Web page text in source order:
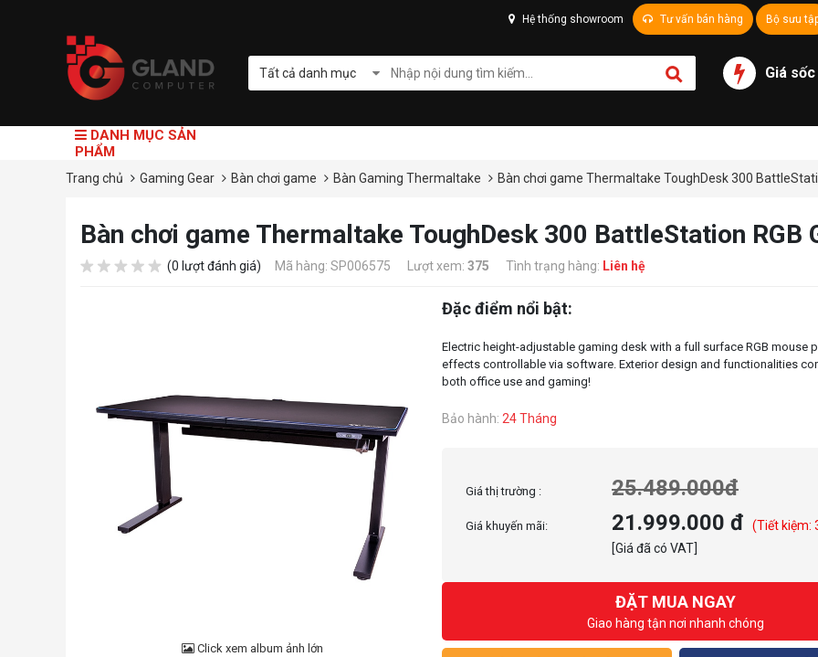
Hệ thống showroom Tư vấn bán hàng Bộ sưu
Tất cả danh mục Giá sốc
DANH MỤC SẢN
PHẨM
Trang chủ Gaming Gear Bàn chơi game Bàn Gaming Thermaltake Bàn chơi game Thermaltake ToughDesk 300
Bàn chơi game Thermaltake ToughDesk 300 BattleStation RGB
(0 lượt đánh giá) Mã hàng: SP006575 Lượt xem: 375 Tình trạng hàng: Liên hệ
Click xem album ảnh lớn
Đặc điểm nổi bật:
Electric height-adjustable gaming desk with a full surface RGB mouse
effects controllable via software. Exterior design and functionalities
Bảo hành: 24 Tháng
Giá thị trường : 25.489.000đ
Giá khuyến mãi: 21.999.000 đ
(Tiết kiệm:
[Giá đã có VAT]
ĐẶT MUA NGAY
Giao hàng tận nơi nhanh chóng